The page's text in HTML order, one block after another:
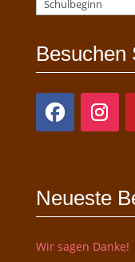
Besuchen
Neueste
Wir sagen Danke!